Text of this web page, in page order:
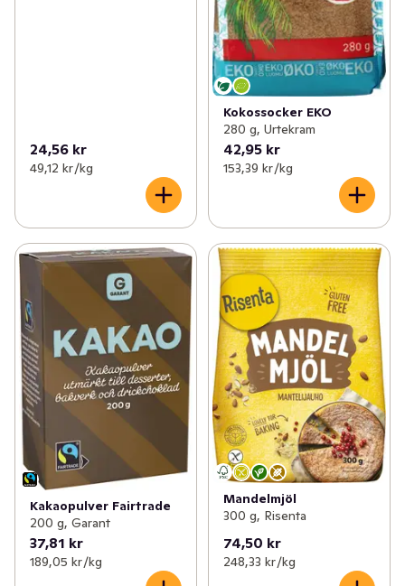
24,56 kr
49,12 kr /kg
Kokossocker EKO
280 g, Urtekram
42,95 kr
153,39 kr /kg
Kakaopulver Fairtrade
200 g, Garant
37,81 kr
189,05 kr /kg
Mandelmjöl
300 g, Risenta
74,50 kr
248,33 kr /kg